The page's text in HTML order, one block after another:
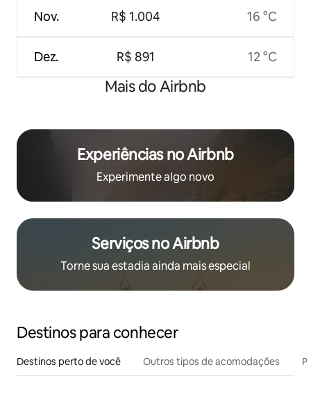
Nov.
Dez.
R$ 1.004
R$ 891
16 °C
12 °C
Mais do Airbnb
Experiências no Airbnb
Experimente algo novo
Serviços no Airbnb
Torne sua estadia ainda mais especial
Destinos para conhecer
Destinos perto de você Outros tipos de acomodações